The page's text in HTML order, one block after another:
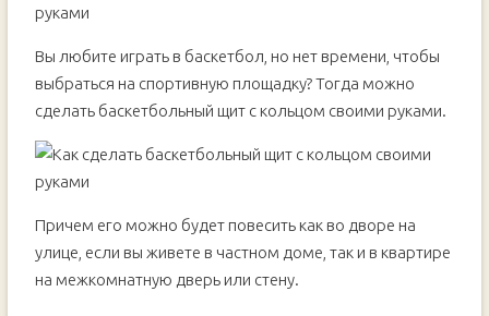
Вы любите играть в баскетбол, но нет времени, чтобы
выбраться на спортивную площадку? Тогда можно
сделать баскетбольный щит с кольцом своими руками.
Причем его можно будет повесить как во дворе на
улице, если вы живете в частном доме, так и в квартире
на межкомнатную дверь или стену.